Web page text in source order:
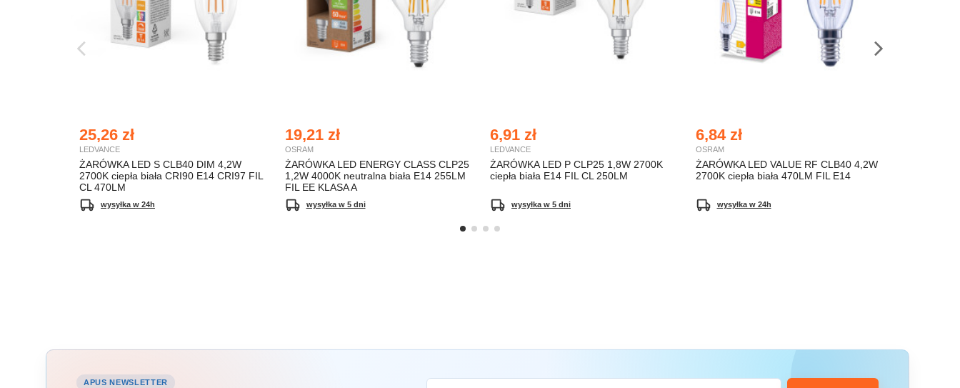
25,26 zł
LEDVANCE
ŻARÓWKA LED S CLB40 DIM 4,2W
2700K ciepła biała CRI90 E14 CRI97 FIL
CL 470LM
wysyłka w 24h
19,21 zł
OSRAM
ŻARÓWKA LED ENERGY CLASS CLP25
1,2W 4000K neutralna biała E14 255LM
FIL EE KLASA A
wysyłka w 5 dni
6,91 zł
LEDVANCE
ŻARÓWKA LED P CLP25 1,8W 2700K
ciepła biała E14 FIL CL 250LM
wysyłka w 5 dni
6,84 zł
OSRAM
ŻARÓWKA LED VALUE RF CLB40 4,2W
2700K ciepła biała 470LM FIL E14
wysyłka w 24h
APUS NEWSLETTER